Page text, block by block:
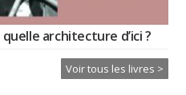
architecture d’ici ?
Voir tous les livres >